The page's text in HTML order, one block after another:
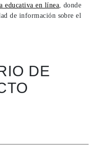
educativa en línea, donde
de información sobre el
DE